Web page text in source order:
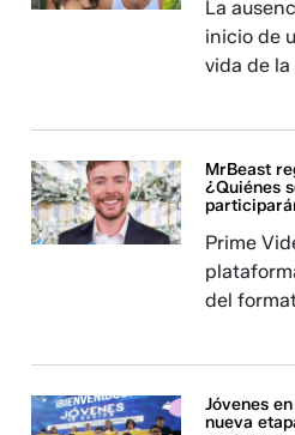
La
inicio de
vida de
MrBeast
¿Quiénes
Prime
del
Jóvenes
nueva